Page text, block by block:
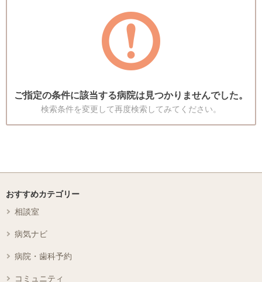
ご指定の条件に該当する病院は見つかりませんでした。
検索条件を変更して再度検索してみてください。
おすすめカテゴリー
相談室
病気ナビ
病院・歯科予約
コミュニティ